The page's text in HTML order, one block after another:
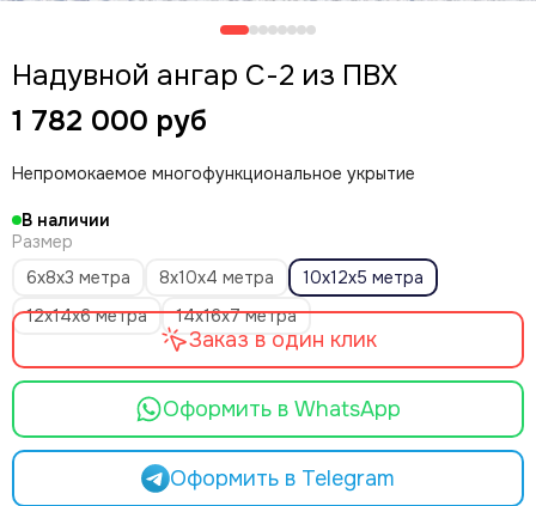
Надувной ангар С-2 из ПВХ
1 782 000 руб
Непромокаемое многофункциональное укрытие
В наличии
Размер
6х8х3 метра
8х10х4 метра
10х12х5 метра
12х14х6 метра
14х16х7 метра
Оформить в WhatsApp
Оформить в Telegram
Заказ в один клик